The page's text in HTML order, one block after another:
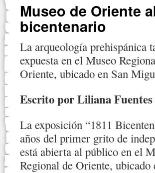
Museo de Oriente
bicentenario
La arqueología prehispánica
expuesta en el Museo
Oriente, ubicado en San
Escrito por Liliana
La exposición “1811
años del primer grito de
está abierta al público en el
Regional de Oriente,